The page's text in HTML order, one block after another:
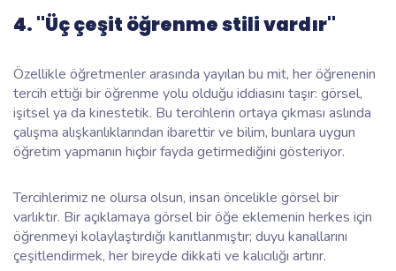
4. "Üç çeşit öğrenme stili vardır"
Özellikle öğretmenler arasında yayılan bu mit, her öğrenenin
tercih ettiği bir öğrenme yolu olduğu iddiasını taşır: görsel,
işitsel ya da kinestetik. Bu tercihlerin ortaya çıkması aslında
çalışma alışkanlıklarından ibarettir ve bilim, bunlara uygun
öğretim yapmanın hiçbir fayda getirmediğini gösteriyor.
Tercihlerimiz ne olursa olsun, insan öncelikle görsel bir
varlıktır. Bir açıklamaya görsel bir öğe eklemenin herkes için
öğrenmeyi kolaylaştırdığı kanıtlanmıştır; duyu kanallarını
çeşitlendirmek, herbireyde dikkati ve kalıcılığı artırır.